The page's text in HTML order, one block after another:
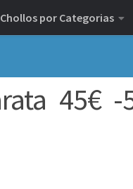
Chollos por Categorias
45€ -